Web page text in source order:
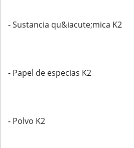
- Sustancia qu&iacute;mica K2
- Papel de especias K2
- Polvo K2